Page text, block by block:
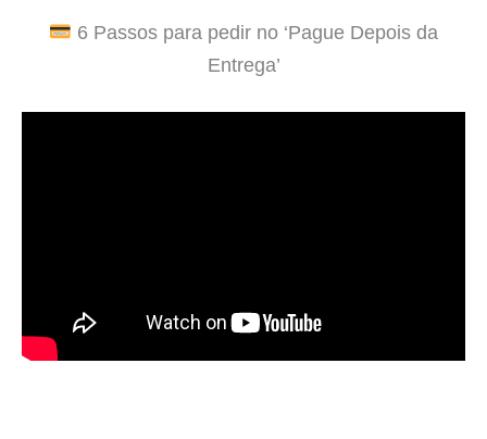
6 Passos para pedir no ‘Pague Depois da
Entrega’